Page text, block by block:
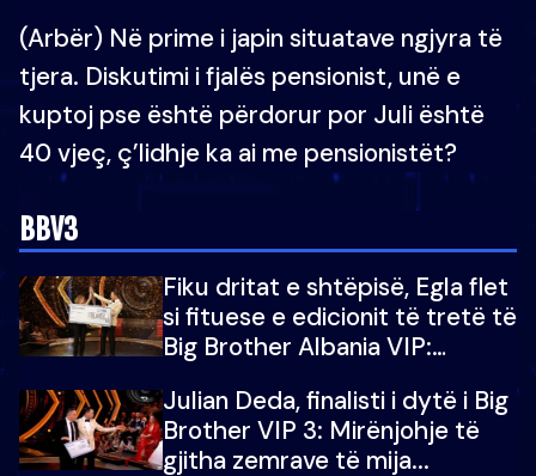
(Arbër) Në prime i japin situatave ngjyra të
tjera. Diskutimi i fjalës pensionist, unë e
kuptoj pse është përdorur por Juli është
40 vjeç, ç’lidhje ka ai me pensionistët?
BBV3
Fiku dritat e shtëpisë, Egla flet
si fituese e edicionit të tretë të
Big Brother Albania VIP:
Julian Deda, finalisti i dytë i Big
Brother VIP 3: Mirënjohje të
gjitha zemrave të mija...